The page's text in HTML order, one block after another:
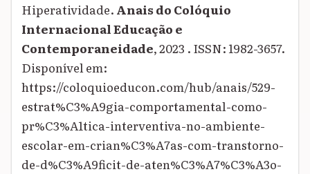
Hiperatividade. Anais do Colóquio
Internacional Educação e
Contemporaneidade, 2023 . ISSN: 1982-3657.
Disponível em:
https://coloquioeducon.com/hub/anais/529-
estrat%C3%A9gia-comportamental-como-
pr%C3%A1tica-interventiva-no-ambiente-
escolar-em-crian%C3%A7as-com-transtorno-
de-d%C3%A9ficit-de-aten%C3%A7%C3%A3o-